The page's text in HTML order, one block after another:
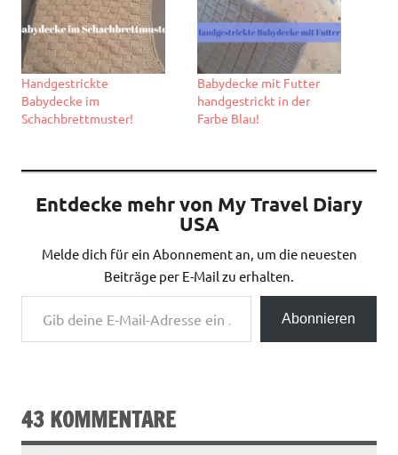
Handgestrickte
Babydecke im
Schachbrettmuster!
Babydecke mit Futter
handgestrickt in der
Farbe Blau!
Entdecke mehr von My Travel Diary
USA
Melde dich für ein Abonnement an, um die neuesten
Beiträge per E-Mail zu erhalten.
Gib deine E-Mail-Adresse ein ...
Abonnieren
43 KOMMENTARE